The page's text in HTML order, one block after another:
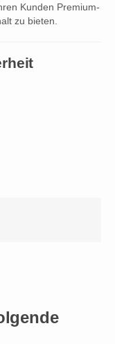
Kunden Premium-
zu bieten.